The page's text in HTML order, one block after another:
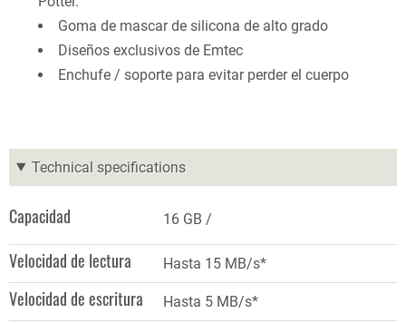
Goma de mascar de silicona de alto grado
Diseños exclusivos de Emtec
Enchufe / soporte para evitar perder el cuerpo
Technical specifications
Capacidad 16 GB
Velocidad de lectura Hasta 15 MB/s*
Velocidad de escritura Hasta 5 MB/s*